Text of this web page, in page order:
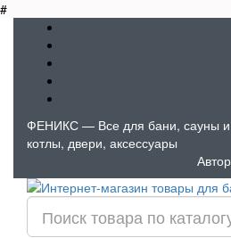
#
ФЕНИКС — Все для бани, сауны
котлы, двери, аксессуары